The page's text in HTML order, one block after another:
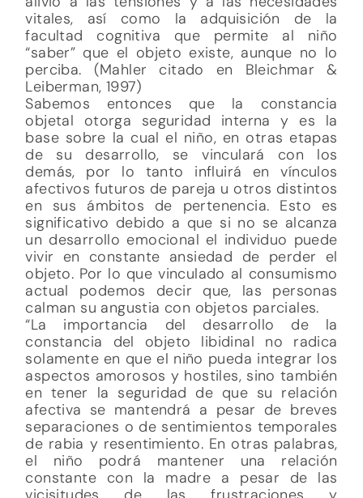
vitales, así como la adquisición de la
facultad cognitiva que permite al niño
“saber” que el objeto existe, aunque no lo
perciba. (Mahler citado en Bleichmar &
Leiberman, 1997)
Sabemos entonces que la constancia
objetal otorga seguridad interna y es la
base sobre la cual el niño, en otras etapas
de su desarrollo, se vinculará con los
demás, por lo tanto influirá en vínculos
afectivos futuros de pareja u otros distintos
en sus ámbitos de pertenencia. Esto es
significativo debido a que si no se alcanza
un desarrollo emocional el individuo puede
vivir en constante ansiedad de perder el
objeto. Por lo que vinculado al consumismo
actual podemos decir que, las personas
calman su angustia con objetos parciales.
“La importancia del desarrollo de la
constancia del objeto libidinal no radica
solamente en que el niño pueda integrar los
aspectos amorosos y hostiles, sino también
en tener la seguridad de que su relación
afectiva se mantendrá a pesar de breves
separaciones o de sentimientos temporales
de rabia y resentimiento. En otras palabras,
el niño podrá mantener una relación
constante con la madre a pesar de las